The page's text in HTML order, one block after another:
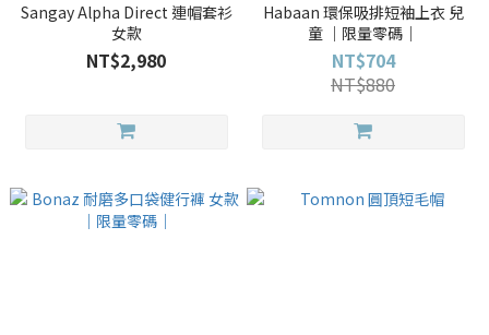
Sangay Alpha Direct 連帽套衫
女款
NT$2,980
Habaan 環保吸排短袖上衣 兒
童 ｜限量零碼｜
NT$704
NT$880